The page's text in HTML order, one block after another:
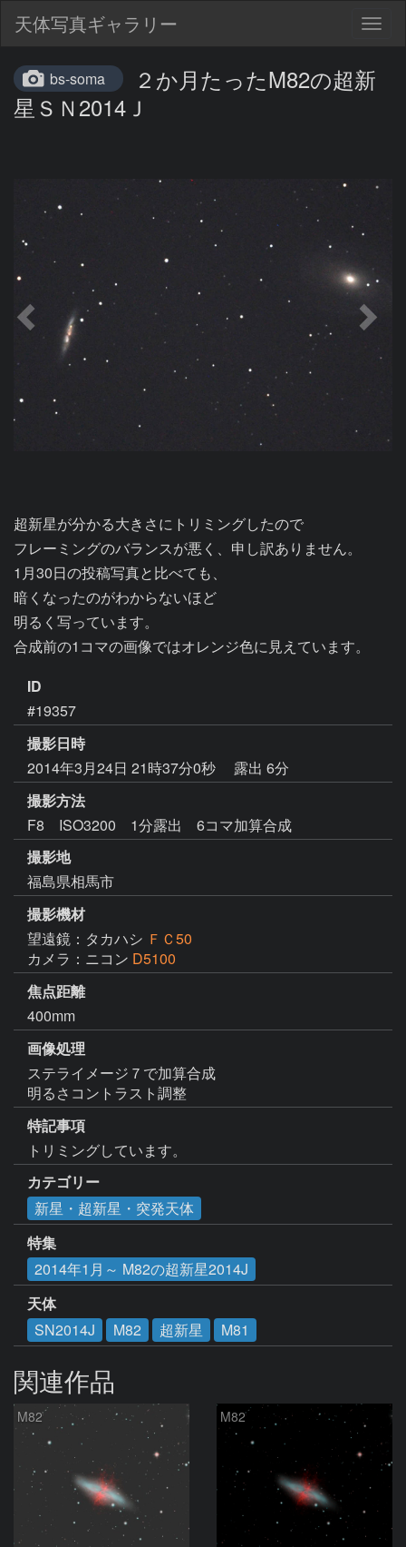
天体写真ギャラリー
bs-soma
２か月たったM82の超新
星ＳＮ2014Ｊ
超新星が分かる大きさにトリミングしたので
フレーミングのバランスが悪く、申し訳ありません。
1月30日の投稿写真と比べても、
暗くなったのがわからないほど
明るく写っています。
合成前の1コマの画像ではオレンジ色に見えています。
ID
#19357
撮影日時
2014年3月24日 21時37分0秒
露出 6分
撮影方法
F8 ISO3200 1分露出 6コマ加算合成
撮影地
福島県相馬市
撮影機材
望遠鏡：タカハシ ＦＣ50
カメラ：ニコン D5100
焦点距離
400mm
画像処理
ステライメージ７で加算合成
明るさコントラスト調整
特記事項
トリミングしています。
カテゴリー
新星・超新星・突発天体
特集
2014年1月～ M82の超新星2014J
天体
SN2014J
M82 超新星 M81
関連作品
M82 M82